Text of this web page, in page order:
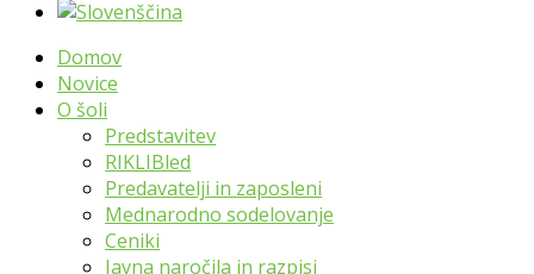
Domov
Novice
O šoli
Predstavitev
RIKLIBled
Predavatelji in zaposleni
Mednarodno sodelovanje
Ceniki
Javna naročila in razpisi